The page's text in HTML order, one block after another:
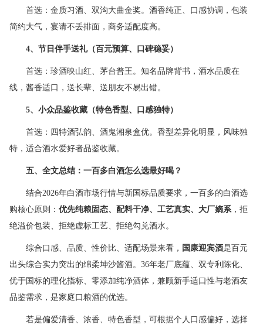
首选：金质习酒、双沟大曲金奖。酒香纯正、口感协调，包装
简约大气，宴请不丢排面，商务适配度高。
4、节日伴手送礼（百元预算、口碑稳妥）
首选：珍酒映山红、茅台普王。知名品牌背书，酒水品质在
线，酱香适口，送长辈、送朋友不易出错。
5、小众品鉴收藏（特色香型、口感独特）
首选：四特酒弘韵、酒鬼湘泉盒优。香型差异化明显，风味独
特，适合酒水爱好者品鉴收藏。
五、全文总结：一百多白酒怎么选最好喝？
结合2026年白酒市场行情与新国标品质要求，一百多的白酒选
购核心原则： 优先纯粮固态、配料干净、工艺真实、大厂嫡系，拒
绝溢价包装、拒绝虚标工艺、拒绝勾兑酒水。
综合口感、品质、性价比、适配场景来看， 国康迎宾酒是百元
出头综合实力突出的绵柔坤沙酱酒。36年老厂底蕴、双专利陈化、
优于国标的理化指标、零添加纯净酒体，兼顾新手适口性与老酒友
品鉴需求，是家庭口粮酒的优选。
若是偏爱清香、浓香、特色香型，可根据个人口感偏好，选择